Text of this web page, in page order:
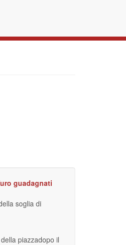
guadagnati
soglia di
piazzadopo il